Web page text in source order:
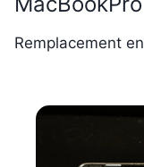
Remplacement